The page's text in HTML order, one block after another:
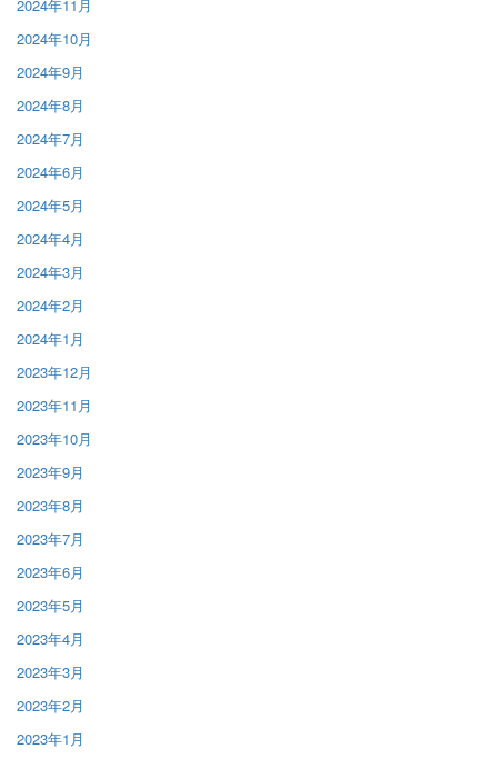
2024年11月
2024年10月
2024年9月
2024年8月
2024年7月
2024年6月
2024年5月
2024年4月
2024年3月
2024年2月
2024年1月
2023年12月
2023年11月
2023年10月
2023年9月
2023年8月
2023年7月
2023年6月
2023年5月
2023年4月
2023年3月
2023年2月
2023年1月